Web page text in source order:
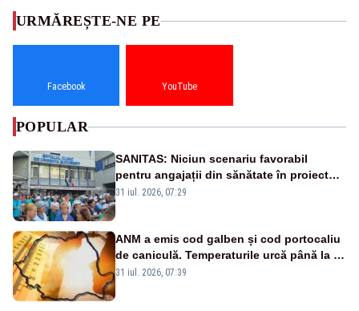
URMĂREȘTE-NE PE
Facebook YouTube
POPULAR
SANITAS: Niciun scenariu favorabil
pentru angajații din sănătate în proiectul
Legii salarizării
31 iul. 2026, 07:29
ANM a emis cod galben și cod portocaliu
de caniculă. Temperaturile urcă până la 38
de grade, iar nopțile devin tropicale
31 iul. 2026, 07:39